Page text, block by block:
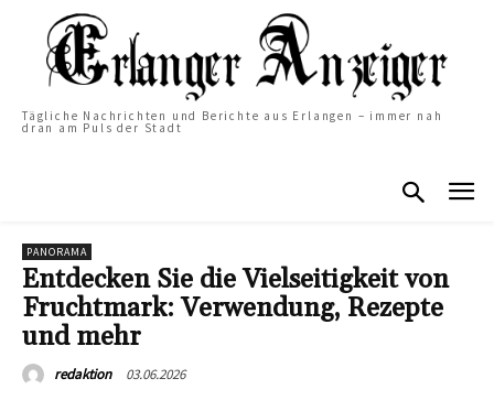
Tägliche Nachrichten und Berichte aus Erlangen – immer nah
dran am Puls der Stadt
PANORAMA
Entdecken Sie die Vielseitigkeit von
Fruchtmark: Verwendung, Rezepte
und mehr
redaktion 03.06.2026